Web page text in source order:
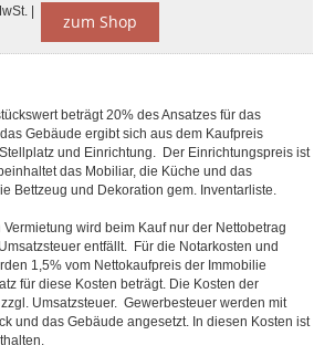
| zum Shop
beträgt 20% des Ansatzes für das
Gebäude ergibt sich aus dem Kaufpreis
und Einrichtung. Der Einrichtungspreis ist
das Mobiliar, die Küche und das
Bettzeug und Dekoration gem. Inventarliste.
wird beim Kauf nur der Nettobetrag
entfällt. Für die Notarkosten und
1,5% vom Nettokaufpreis der Immobilie
für diese Kosten beträgt. Die Kosten der
Umsatzsteuer. Gewerbesteuer werden mit
und das Gebäude angesetzt. In diesen Kosten ist